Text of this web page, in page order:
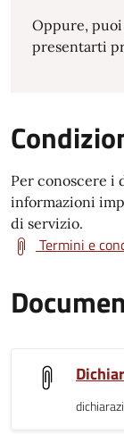
Oppure,
presentarti
Per conoscere i
informazioni
di servizio.
Termini e